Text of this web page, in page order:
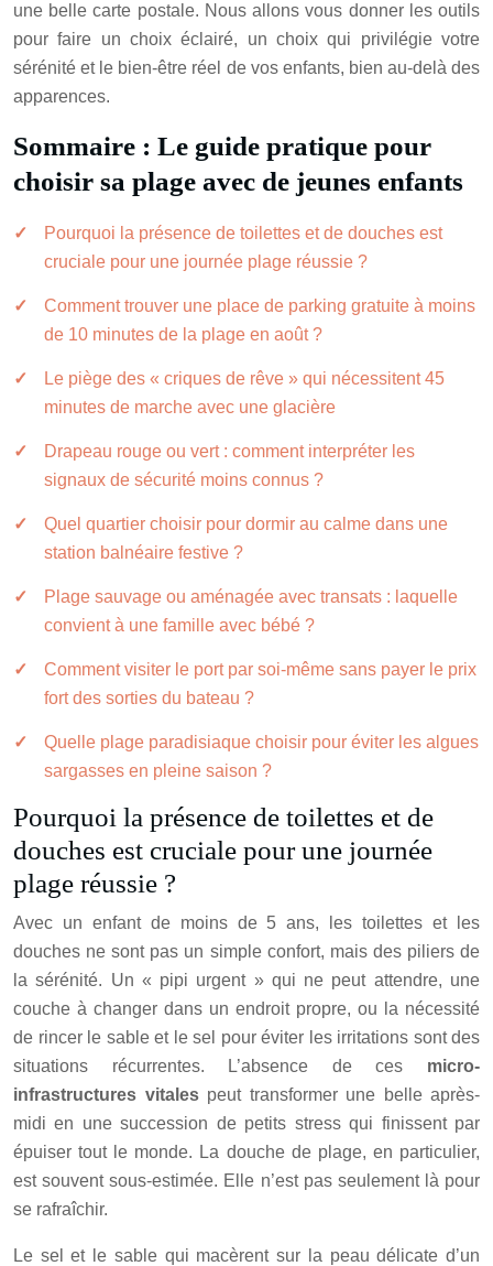
une belle carte postale. Nous allons vous donner les outils
pour faire un choix éclairé, un choix qui privilégie votre
sérénité et le bien-être réel de vos enfants, bien au-delà des
apparences.
Sommaire : Le guide pratique pour
choisir sa plage avec de jeunes enfants
Pourquoi la présence de toilettes et de douches est
cruciale pour une journée plage réussie ?
Comment trouver une place de parking gratuite à moins
de 10 minutes de la plage en août ?
Le piège des « criques de rêve » qui nécessitent 45
minutes de marche avec une glacière
Drapeau rouge ou vert : comment interpréter les
signaux de sécurité moins connus ?
Quel quartier choisir pour dormir au calme dans une
station balnéaire festive ?
Plage sauvage ou aménagée avec transats : laquelle
convient à une famille avec bébé ?
Comment visiter le port par soi-même sans payer le prix
fort des sorties du bateau ?
Quelle plage paradisiaque choisir pour éviter les algues
sargasses en pleine saison ?
Pourquoi la présence de toilettes et de
douches est cruciale pour une journée
plage réussie ?
Avec un enfant de moins de 5 ans, les toilettes et les
douches ne sont pas un simple confort, mais des piliers de
la sérénité. Un « pipi urgent » qui ne peut attendre, une
couche à changer dans un endroit propre, ou la nécessité
de rincer le sable et le sel pour éviter les irritations sont des
situations récurrentes. L’absence de ces micro-
infrastructures vitalespeut transformer une belle après-
midi en une succession de petits stress qui finissent par
épuiser tout le monde. La douche de plage, en particulier,
est souvent sous-estimée. Elle n’est pas seulement là pour
se rafraîchir.
Le sel et le sable qui macèrent sur la peau délicate d’un